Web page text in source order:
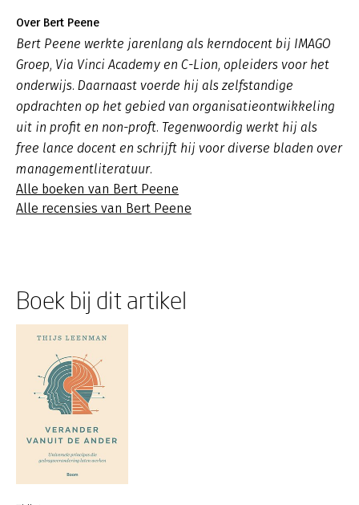
Over Bert Peene
Bert Peene werkte jarenlang als kerndocent bij IMAGO
Groep, Via Vinci Academy en C-Lion, opleiders voor het
onderwijs. Daarnaast voerde hij als zelfstandige
opdrachten op het gebied van organisatieontwikkeling
uit in profit en non-proft. Tegenwoordig werkt hij als
free lance docent en schrijft hij voor diverse bladen over
managementliteratuur.
Alle boeken van Bert Peene
Alle recensies van Bert Peene
Boek bij dit artikel